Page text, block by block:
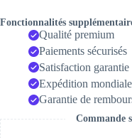
Fonctionnalités
Qualité premium
Paiements sécurisés
Satisfaction garantie
Expédition mondiale
Garantie de
Commande